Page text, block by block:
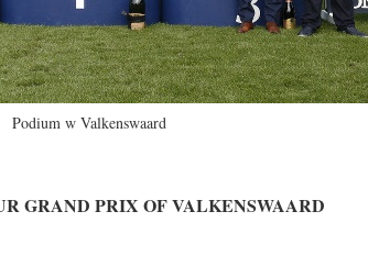
Podium w Valkenswaard
GRAND PRIX OF VALKENSWAARD